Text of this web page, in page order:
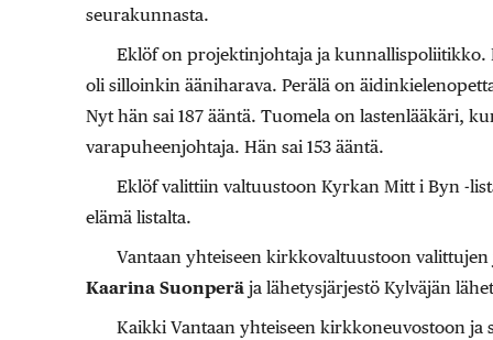
seurakunnasta.
Eklöf on projektinjohtaja ja kunnallispoliitikko.
oli silloinkin ääniharava. Perälä on
Nyt hän sai 187 ääntä. Tuomela on lastenlääkäri,
varapuheenjohtaja. Hän sai 153 ääntä.
Eklöf valittiin valtuustoon Kyrkan Mitt i Byn -
elämä listalta.
Vantaan yhteiseen kirkkovaltuustoon
Kaarina Suonperäja lähetysjärjestö Kylväjän
Kaikki Vantaan yhteiseen kirkkoneuvostoon